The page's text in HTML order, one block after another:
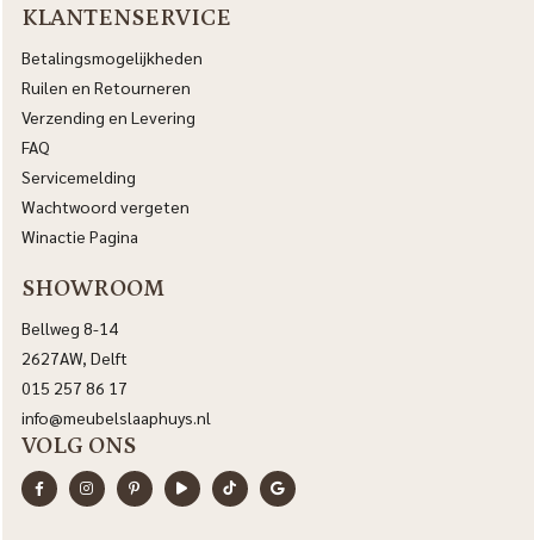
KLANTENSERVICE
Betalingsmogelijkheden
Ruilen en Retourneren
Verzending en Levering
FAQ
Servicemelding
Wachtwoord vergeten
Winactie Pagina
SHOWROOM
Bellweg 8-14
2627AW, Delft
015 257 86 17
info@meubelslaaphuys.nl
VOLG ONS